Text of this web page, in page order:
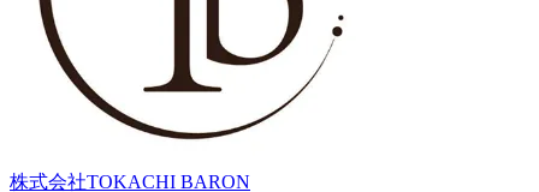
株式会社TOKACHI BARON